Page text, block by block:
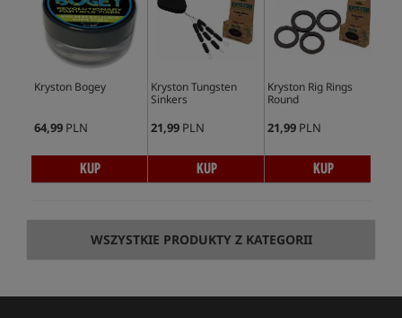
Kryston Bogey
64,99 PLN
KUP
Kryston Tungsten
Sinkers
21,99 PLN
KUP
Kryston Rig Rings
Round
21,99 PLN
KUP
WSZYSTKIE PRODUKTY Z KATEGORII